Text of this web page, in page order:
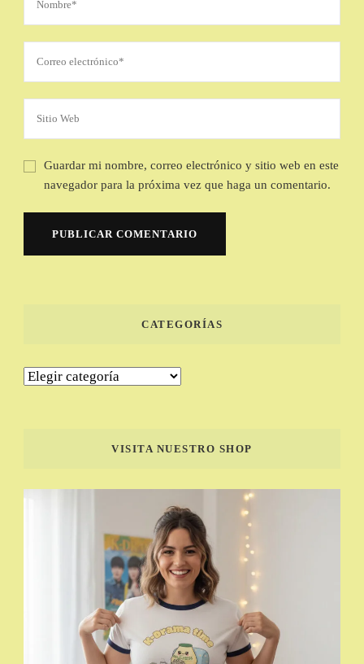
Guardar mi nombre, correo electrónico y sitio web en este
navegador para la próxima vez que haga un comentario.
CATEGORÍAS
Categorías
VISITA NUESTRO SHOP